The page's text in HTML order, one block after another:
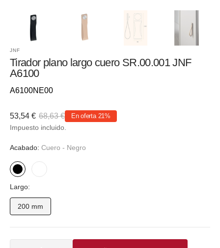
JNF
Tirador plano largo cuero SR.00.001 JNF
A6100
Referencia::
A6100NE00
Precio
de
venta
53,54 €
Precio
68,63 € En oferta 21%
Impuesto incluido.
Acabado: Cuero - Negro
Cuero
-
Negro
Cuero
Largo:
200 mm
Variante
agotada
o